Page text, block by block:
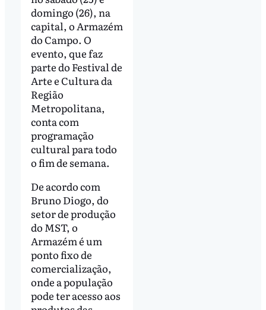
domingo (26), na
capital, o Armazém
do Campo. O
evento, que faz
parte do Festival de
Arte e Cultura da
Região
Metropolitana,
conta com
programação
cultural para todo
o fim de semana.
De acordo com
Bruno Diogo, do
setor de produção
do MST, o
Armazém é um
ponto fixo de
comercialização,
onde a população
pode ter acesso aos